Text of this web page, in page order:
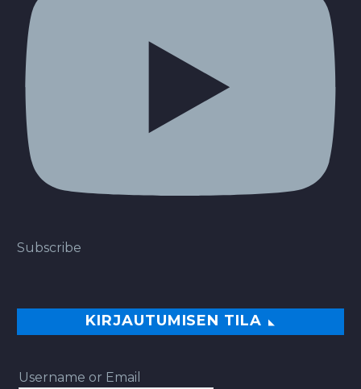
Subscribe
KIRJAUTUMISEN TILA
Username or Email